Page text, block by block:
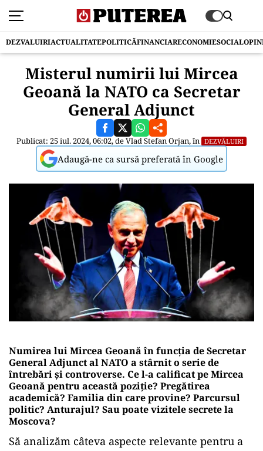
DEZVALUIRIACTUALITATEPOLITICĂFINANCIARECONOMIESOCIAL
Misterul numirii lui Mircea
Geoană la NATO ca Secretar
General Adjunct
Publicat: 25 iul. 2024, 06:02, deVlad Stefan Orjan, în DEZVĂLUIRI
Adaugă-ne ca sursă preferată în Google
Numirea lui Mircea Geoană în funcția de Secretar
General Adjunct al NATO a stârnit o serie de
întrebări și controverse. Ce l-a calificat pe Mircea
Geoană pentru această poziție? Pregătirea
academică? Familia din care provine? Parcursul
politic? Anturajul? Sau poate vizitele secrete la
Moscova?
Să analizăm câteva aspecte relevante pentru a